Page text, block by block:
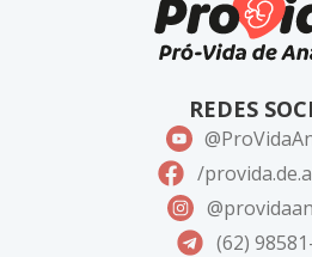
REDES
/
(62)